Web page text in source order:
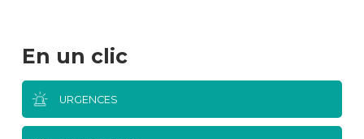
En un clic
URGENCES